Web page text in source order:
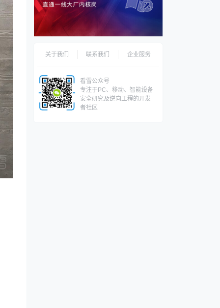
关于我们 联系我们 企业服务
看雪公众号
专注于PC、移动、智能设备
安全研究及逆向工程的开发
者社区